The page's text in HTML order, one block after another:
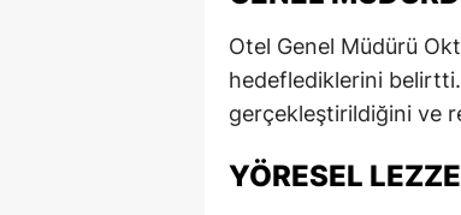
Otel Genel Müdürü
hedeflediklerini belirtti.
gerçekleştirildiğini ve
YÖRESEL